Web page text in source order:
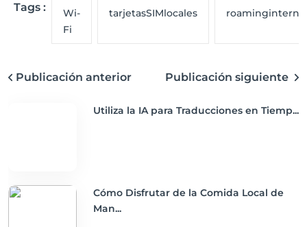
Tags :
Wi-
Fi
tarjetasSIMlocales
Publicación anterior Publicación siguiente
Utiliza la IA para Traducciones en Tiemp...
Cómo Disfrutar de la Comida Local de
Man...